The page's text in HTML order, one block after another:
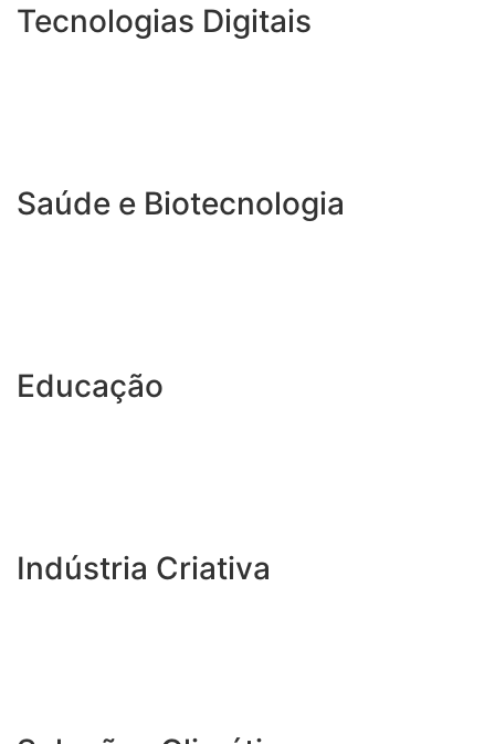
Tecnologias Digitais
Saúde e Biotecnologia
Educação
Indústria Criativa